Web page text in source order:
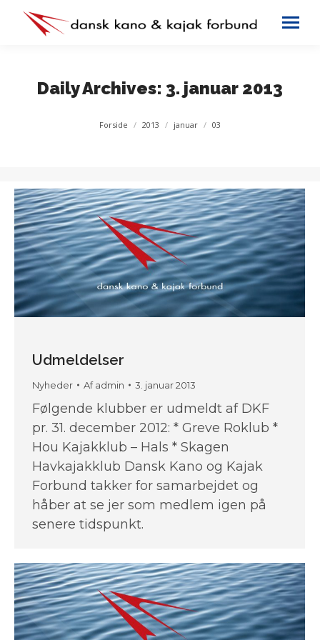
Daily Archives: 3. januar 2013
You are here:
Forside 2013 januar 03
Udmeldelser
Nyheder Afadmin 3. januar 2013
Følgende klubber er udmeldt af DKF
pr. 31. december 2012: * Greve Roklub *
Hou Kajakklub – Hals * Skagen
Havkajakklub Dansk Kano og Kajak
Forbund takker for samarbejdet og
håber at se jer som medlem igen på
senere tidspunkt.